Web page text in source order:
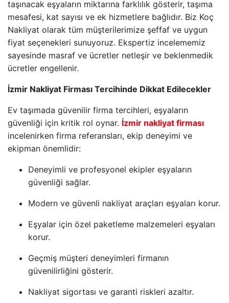
taşınacak eşyaların miktarına farklılık gösterir, taşıma
mesafesi, kat sayısı ve ek hizmetlere bağlıdır. Biz Koç
Nakliyat olarak tüm müşterilerimize şeffaf ve uygun
fiyat seçenekleri sunuyoruz. Ekspertiz incelememiz
sayesinde masraf ve ücretler netleşir ve beklenmedik
ücretler engellenir.
İzmir Nakliyat Firması Tercihinde Dikkat Edilecekler
Ev taşımada güvenilir firma tercihleri, eşyaların
güvenliği için kritik rol oynar. İzmir nakliyat firması
incelenirken firma referansları, ekip deneyimi ve
ekipman önemlidir:
Deneyimli ve profesyonel ekipler eşyaların
güvenliği sağlar.
Modern ve güvenli nakliyat araçları eşyaları korur.
Eşyalar için özel paketleme malzemeleri eşyaları
korur.
Geçmiş müşteri deneyimleri firmanın
güvenilirliğini gösterir.
Nakliyat sigortası ve garanti riskleri azaltır.